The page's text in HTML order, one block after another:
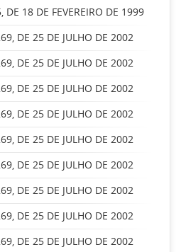
DE 18 DE FEVEREIRO DE 1999
DE 25 DE JULHO DE 2002
DE 25 DE JULHO DE 2002
DE 25 DE JULHO DE 2002
DE 25 DE JULHO DE 2002
DE 25 DE JULHO DE 2002
DE 25 DE JULHO DE 2002
DE 25 DE JULHO DE 2002
DE 25 DE JULHO DE 2002
DE 25 DE JULHO DE 2002